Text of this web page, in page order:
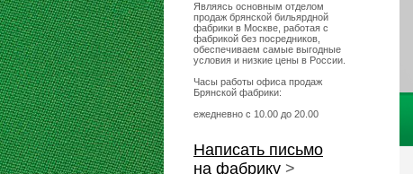
Являясь основным отделом
продаж брянской бильярдной
фабрики в Москве, работая с
фабрикой без посредников,
обеспечиваем самые выгодные
условия и низкие цены в России.
Часы работы офиса продаж
Брянской фабрики:
ежедневно с 10.00 до 20.00
Написать письмо
на фабрику >